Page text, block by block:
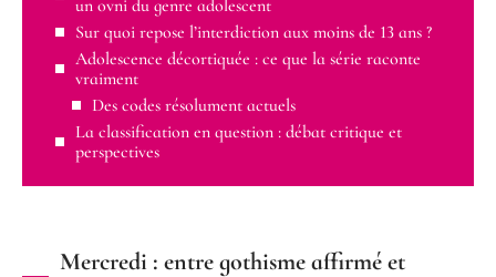
un ovni du genre adolescent
Sur quoi repose l’interdiction aux moins de 13 ans ?
Adolescence décortiquée : ce que la série raconte
vraiment
Des codes résolument actuels
La classification en question : débat critique et
perspectives
Mercredi : entre gothisme affirmé et